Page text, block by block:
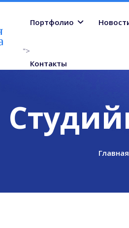
Портфолио
">
Контакты
Главная